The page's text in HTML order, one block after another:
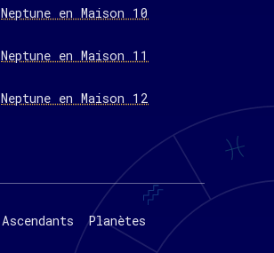
Neptune en Maison 10
Neptune en Maison 11
Neptune en Maison 12
Ascendants Planètes